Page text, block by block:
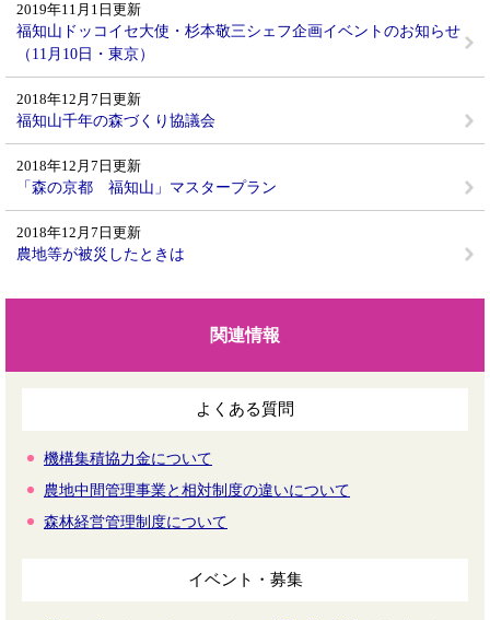
2019年11月1日更新
福知山ドッコイセ大使・杉本敬三シェフ企画イベントのお知らせ
（11月10日・東京）
2018年12月7日更新
福知山千年の森づくり協議会
2018年12月7日更新
「森の京都 福知山」マスタープラン
2018年12月7日更新
農地等が被災したときは
関連情報
よくある質問
機構集積協力金について
農地中間管理事業と相対制度の違いについて
森林経営管理制度について
イベント・募集